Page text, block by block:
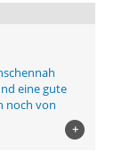
eine gute
noch von
+